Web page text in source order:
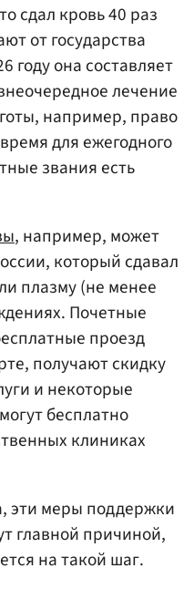
сдал кровь 40 раз
от государства
году она составляет
лечение
например, право
для ежегодного
звания есть
, например, может
который сдавал
плазму (не менее
Почетные
проезд
получают скидку
и некоторые
бесплатно
клиниках
эти меры поддержки
главной причиной,
на такой шаг.